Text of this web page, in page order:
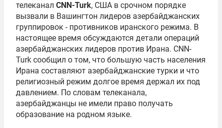
телеканал CNN-Turk, США в срочном порядке
вызвали в Вашингтон лидеров азербайджанских
группировок - противников иранского режима. В
настоящее время обсуждаются детали операций
азербайджанских лидеров против Ирана. CNN-
Turk сообщил о том, что большую часть населения
Ирана составляют азербайджанские турки и что
религиозный режим долгое время держал их под
давлением. По словам телеканала,
азербайджанцы не имели право получать
образование на родном языке.